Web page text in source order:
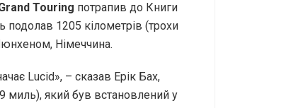
Touring потрапив до Книги
подолав 1205 кілометрів (трохи
Німеччина.
Lucid», – сказав Ерік Бах,
миль), який був встановлений у